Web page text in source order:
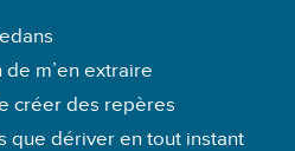
de m’en extraire
créer des repères
que dériver en tout instant